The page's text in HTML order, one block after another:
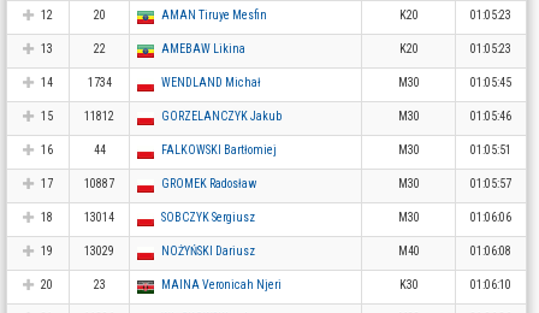
12 20 AMAN Tiruye Mesfin K20 01:05:23
13 22 AMEBAW Likina K20 01:05:23
14 1734 WENDLAND Michał M30 01:05:45
15 11812 GORZELANCZYK Jakub M30 01:05:46
16 44 FALKOWSKI Bartłomiej M30 01:05:51
17 10887 GROMEK Radosław M30 01:05:57
18 13014 SOBCZYK Sergiusz M30 01:06:06
19 13029 NOŻYŃSKI Dariusz M40 01:06:08
20 23 MAINA Veronicah Njeri K30 01:06:10